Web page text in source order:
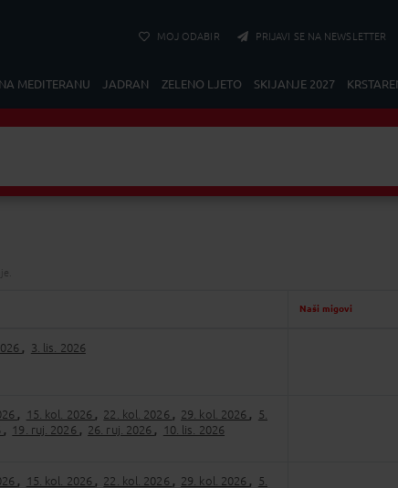
MOJ ODABIR PRIJAVI SE NA NEWSLETTER
MEDITERANU JADRAN ZELENO LJETO SKIJANJE 2027
Krstarenja
PRETRAŽI
Naši migovi
, 3. lis. 2026
, 15. kol. 2026 , 22. kol. 2026 , 29. kol. 2026 ,
5.
, 19. ruj. 2026 , 26. ruj. 2026 , 10. lis. 2026
, 15. kol. 2026 , 22. kol. 2026 , 29. kol. 2026 ,
5.